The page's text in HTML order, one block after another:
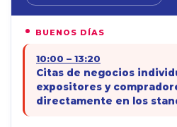
BUENOS DÍAS
10:00 – 13:20
Citas de negocios
expositores y
directamente en los